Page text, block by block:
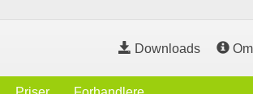
Downloads